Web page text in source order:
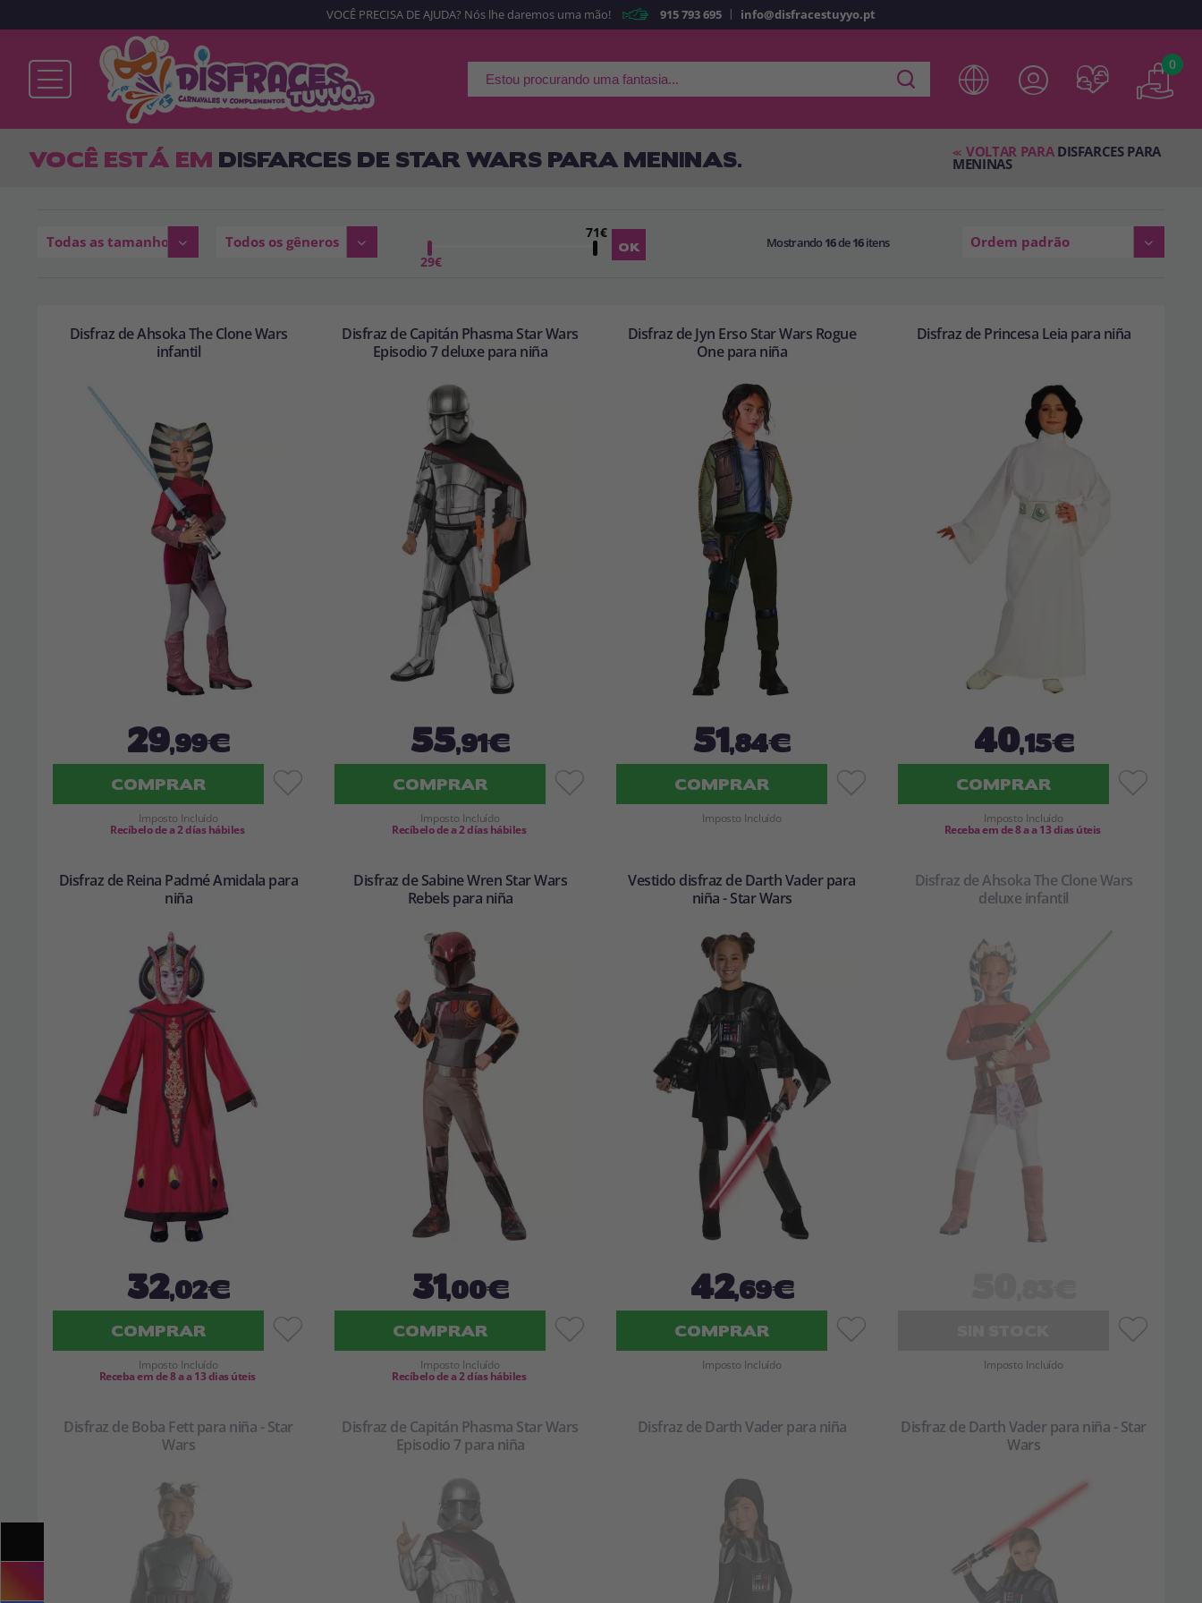
Já sou cliente
ENTRAR
Sou novo
suas operações anteriores.
VOCÊ PRECISA DE AJUDA? Nós lhe daremos uma mão! 915 793 695 | info@disfracestuyyo.pt
0
VOCÊ ESTÁ EM DISFARCES DE STAR WARS PARA MENINAS. << VOLTAR PARA DISFARCES PARA
MENINAS
Todas as tamanhos Todos os gêneros
29€
71€
Mostrando 16de16itens Ordem padrão
Disfraz de Ahsoka The Clone Wars
infantil
29,99€
COMPRAR
Imposto Incluído
Recíbelo de a 2 días hábiles
Disfraz de Capitán Phasma Star Wars
Episodio 7 deluxe para niña
55,91€
COMPRAR
Imposto Incluído
Recíbelo de a 2 días hábiles
Disfraz de Jyn Erso Star Wars Rogue
One para niña
51,84€
COMPRAR
Imposto Incluído
Disfraz de Princesa Leia para niña
40,15€
COMPRAR
Imposto Incluído
Receba em de 8 a a 13 dias úteis
Disfraz de Reina Padmé Amidala para
niña
32,02€
COMPRAR
Imposto Incluído
Receba em de 8 a a 13 dias úteis
Disfraz de Sabine Wren Star Wars
Rebels para niña
31,00€
COMPRAR
Imposto Incluído
Recíbelo de a 2 días hábiles
Vestido disfraz de Darth Vader para
niña - Star Wars
42,69€
COMPRAR
Imposto Incluído
Disfraz de Ahsoka The Clone Wars
deluxe infantil
Imposto Incluído
Disfraz de Boba Fett para niña - Star
Wars
Disfraz de Capitán Phasma Star Wars
Episodio 7 para niña
Disfraz de Darth Vader para niña
Disfraz de Darth Vader para niña - Star
Wars